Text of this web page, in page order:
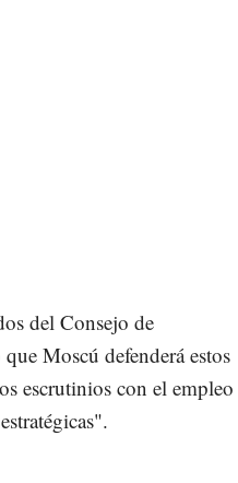
del Consejo de
Moscú defenderá estos
escrutinios con el empleo